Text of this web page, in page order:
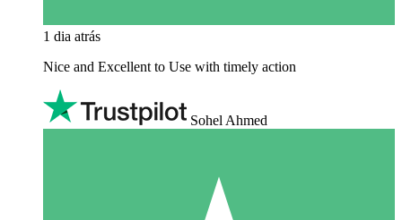
1 dia atrás
Nice and Excellent to Use with timely action
Sohel Ahmed